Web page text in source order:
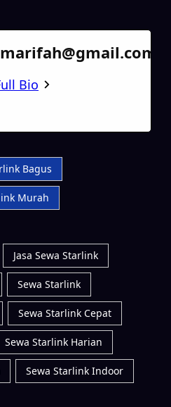
Bio
Bagus
Murah
Jasa Sewa Starlink
Sewa Starlink
Sewa Starlink Cepat
Sewa Starlink Harian
Sewa Starlink Indoor